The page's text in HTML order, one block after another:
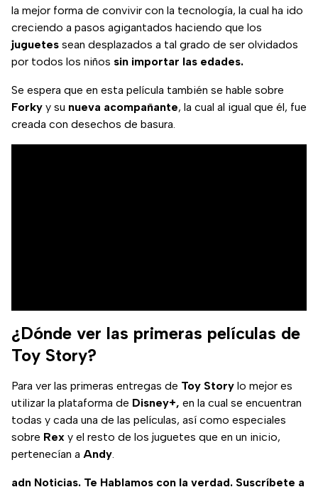
la mejor forma de convivir con la tecnología, la cual ha ido
creciendo a pasos agigantados haciendo que los
juguetes sean desplazados a tal grado de ser olvidados
por todos los niños sin importar las edades.
Se espera que en esta película también se hable sobre
Forky y su nueva acompañante, la cual al igual que él, fue
creada con desechos de basura.
¿Dónde ver las primeras películas de
Toy Story?
Para ver las primeras entregas de Toy Story lo mejor es
utilizar la plataforma de Disney+, en la cual se encuentran
todas y cada una de las películas, así como especiales
sobre Rex y el resto de los juguetes que en un inicio,
pertenecían a Andy.
adn Noticias. Te Hablamos con la verdad. Suscríbete a